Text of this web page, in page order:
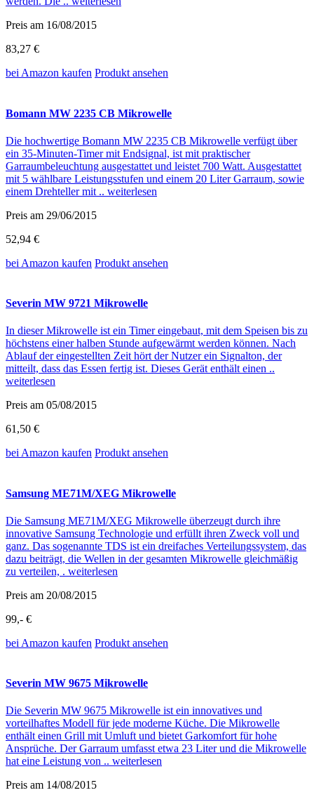
Preis am 16/08/2015
83,27 €
bei Amazon kaufen Produkt ansehen
Bomann MW 2235 CB Mikrowelle
Die hochwertige Bomann MW 2235 CB Mikrowelle verfügt über
ein 35-Minuten-Timer mit Endsignal, ist mit praktischer
Garraumbeleuchtung ausgestattet und leistet 700 Watt. Ausgestattet
mit 5 wählbare Leistungsstufen und einem 20 Liter Garraum, sowie
einem Drehteller mit .. weiterlesen
Preis am 29/06/2015
52,94 €
bei Amazon kaufen Produkt ansehen
Severin MW 9721 Mikrowelle
In dieser Mikrowelle ist ein Timer eingebaut, mit dem Speisen bis zu
höchstens einer halben Stunde aufgewärmt werden können. Nach
Ablauf der eingestellten Zeit hört der Nutzer ein Signalton, der
mitteilt, dass das Essen fertig ist. Dieses Gerät enthält einen ..
weiterlesen
Preis am 05/08/2015
61,50 €
bei Amazon kaufen Produkt ansehen
Samsung ME71M/XEG Mikrowelle
Die Samsung ME71M/XEG Mikrowelle überzeugt durch ihre
innovative Samsung Technologie und erfüllt ihren Zweck voll und
ganz. Das sogenannte TDS ist ein dreifaches Verteilungssystem, das
dazu beiträgt, die Wellen in der gesamten Mikrowelle gleichmäßig
zu verteilen, . weiterlesen
Preis am 20/08/2015
99,- €
bei Amazon kaufen Produkt ansehen
Severin MW 9675 Mikrowelle
Die Severin MW 9675 Mikrowelle ist ein innovatives und
vorteilhaftes Modell für jede moderne Küche. Die Mikrowelle
enthält einen Grill mit Umluft und bietet Garkomfort für hohe
Ansprüche. Der Garraum umfasst etwa 23 Liter und die Mikrowelle
hat eine Leistung von .. weiterlesen
Preis am 14/08/2015